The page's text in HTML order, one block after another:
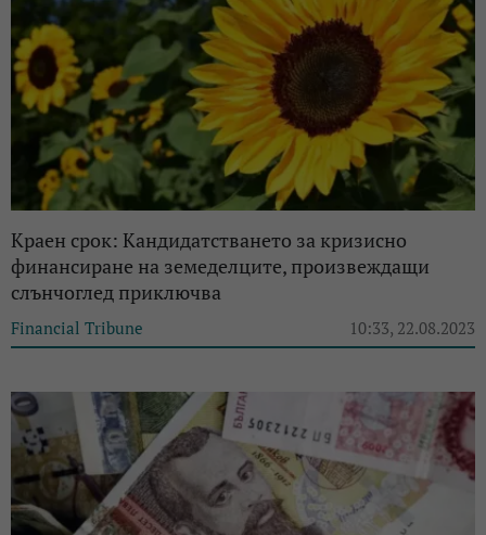
Краен срок: Кандидатстването за кризисно
финансиране на земеделците, произвеждащи
слънчоглед приключва
Financial Tribune 10:33, 22.08.2023